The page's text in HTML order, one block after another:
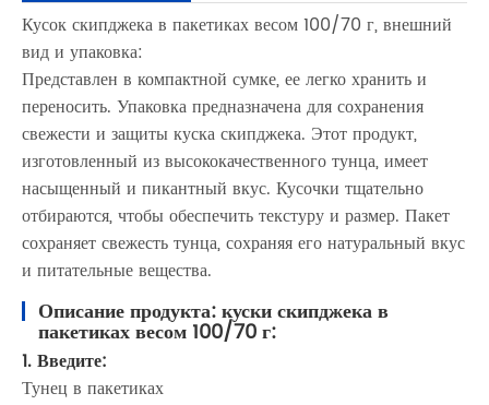
Кусок скипджека в пакетиках весом 100/70 г, внешний
вид и упаковка:
Представлен в компактной сумке, ее легко хранить и
переносить. Упаковка предназначена для сохранения
свежести и защиты куска скипджека. Этот продукт,
изготовленный из высококачественного тунца, имеет
насыщенный и пикантный вкус. Кусочки тщательно
отбираются, чтобы обеспечить текстуру и размер. Пакет
сохраняет свежесть тунца, сохраняя его натуральный вкус
и питательные вещества.
Описание продукта: куски скипджека в
пакетиках весом 100/70 г:
1. Введите:
Тунец в пакетиках